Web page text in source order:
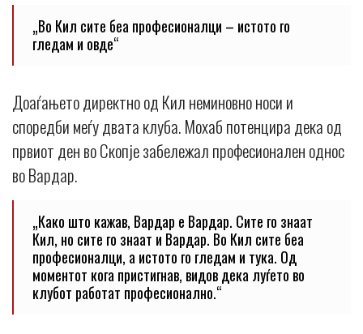
„Во Кил сите беа професионалци – истото го
гледам и овде“
Доаѓањето директно од Кил неминовно носи и
споредби меѓу двата клуба. Мохаб потенцира дека од
првиот ден во Скопје забележал професионален однос
во Вардар.
„Како што кажав, Вардар е Вардар. Сите го знаат
Кил, но сите го знаат и Вардар. Во Кил сите беа
професионалци, а истото го гледам и тука. Од
моментот кога пристигнав, видов дека луѓето во
клубот работат професионално.“